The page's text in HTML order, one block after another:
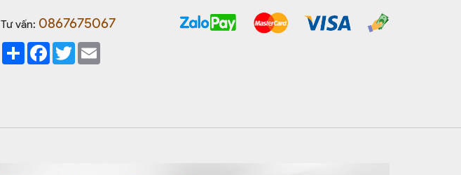
Tư vấn: 0867675067
Share Facebook
Twitter